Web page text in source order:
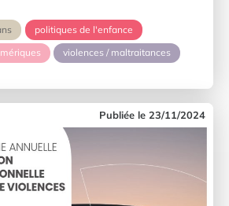
politiques de l'enfance
violences / maltraitances
23/11/2024